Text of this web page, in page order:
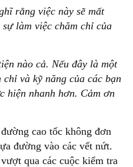
rằng việc này sẽ mất
làm việc chăm chỉ của
nào cả. Nếu đây là một
và kỹ năng của các bạn
hiện nhanh hơn. Cảm ơn
cao tốc không đơn
đường vào các vết nứt.
qua các cuộc kiểm tra